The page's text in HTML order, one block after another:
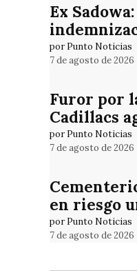
Ex
por Punto Noticias
7 de agosto de 2026
Furor por
Cadillacs
por Punto Noticias
7 de agosto de 2026
en riesgo
por Punto Noticias
7 de agosto de 2026